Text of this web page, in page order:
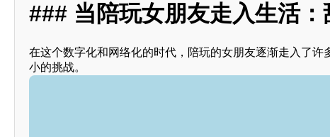
### 当陪玩女朋友走入生活
在这个数字化和网络化的时代，陪玩的女朋友逐渐走入了
小的挑战。